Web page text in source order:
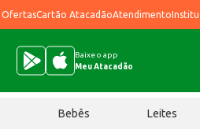
OfertasCartão AtacadãoAtendimento
Baixe o app
Meu Atacadão
Bebês Leites